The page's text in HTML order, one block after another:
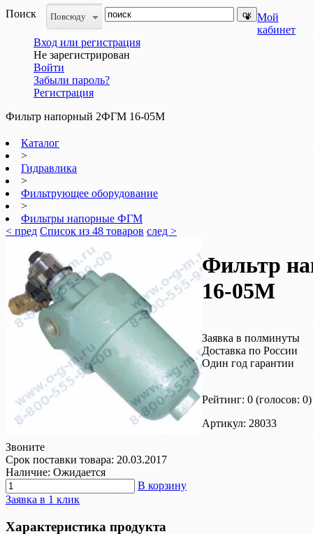
Поиск
Повсюду
Мой
кабинет
Вход или регистрация
Не зарегистрирован
Войти
Забыли пароль?
Регистрация
Фильтр напорный 2ФГМ 16-05М
Каталог
>
Гидравлика
>
Фильтрующее оборудование
>
Фильтры напорные ФГМ
< пред Список из 48 товаров след >
Фильтр
16-05М
Заявка в полминуты
Доставка по России
Один год гарантии
Рейтинг: 0 (голосов: 0)
Артикул: 28033
Звоните
Срок поставки товара: 20.03.2017
Наличие: Ожидается
В корзину
Заявка в 1 клик
Характеристика продукта